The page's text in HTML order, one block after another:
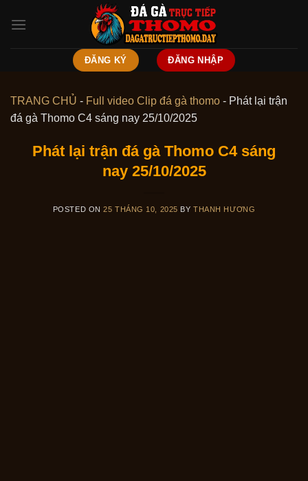
ĐĂNG KÝ ĐĂNG NHẬP
TRANG CHỦ - Full video Clip đá gà thomo - Phát lại trận
đá gà Thomo C4 sáng nay 25/10/2025
Phát lại trận đá gà Thomo C4 sáng
nay 25/10/2025
POSTED ON25 THÁNG 10, 2025 BYTHANH HƯƠNG